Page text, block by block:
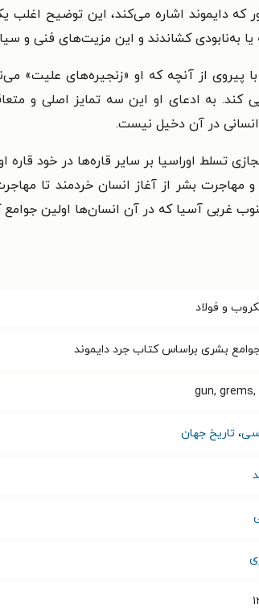
دایموند اشاره می‌کند، این توضیح اغلب
یا به‌نابودی کشاندند و این مزیت‌های فنی و
پیروی از آنچه که او «زنجیره‌های علیت»
کند. به ادعای او این سه تمایز اصلی و
در آن دخیل نیست.
تسلط اوراسیا بر سایر قاره‌ها در خود
غربی آسیا که در آن انسان‌ها اولین
و فولاد
بشری براساس کتاب جرد دایموند
gun,
، تاریخ جهان